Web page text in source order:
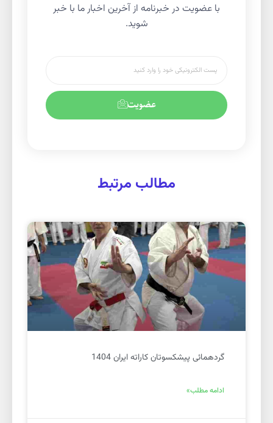
با عضویت در خبرنامه از آخرین اخبار ما با خبر
شوید.
عضویت
مطالب مرتبط
گردهمائی پیشکسوتان کاراته ایران 1404
ادامه مطلب»